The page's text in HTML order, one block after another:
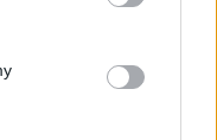
third-party tags to
in below Google
lenne a
megnézni.